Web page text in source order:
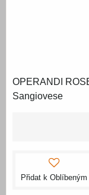
OPERANDI
Sangiovese
Přidat k Oblíbeným